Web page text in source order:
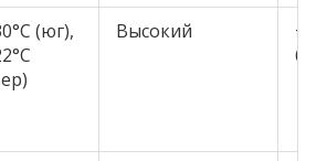
(юг),
Высокий